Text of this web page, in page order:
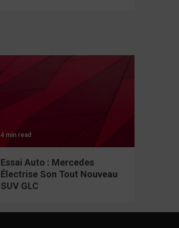
4 min read
Essai Auto : Mercedes
Électrise Son Tout Nouveau
SUV GLC